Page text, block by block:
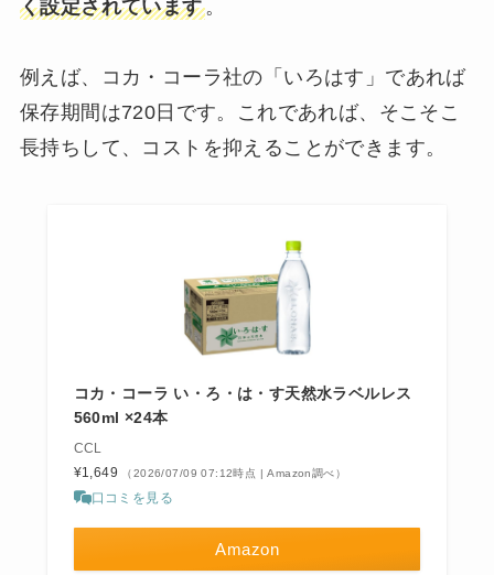
く設定されています。
例えば、コカ・コーラ社の「いろはす」であれば
保存期間は720日です。これであれば、そこそこ
長持ちして、コストを抑えることができます。
コカ・コーラ い・ろ・は・す天然水ラベルレス
560ml ×24本
CCL
¥1,649
（2026/07/09 07:12時点 | Amazon調べ）
口コミを見る
Amazon